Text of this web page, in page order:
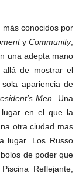
más conocidos por
y Community;
una adepta mano
de mostrar el
apariencia de
Men. Una
lugar en el que la
otra ciudad mas
lugar. Los Russo
de poder que
Reflejante,